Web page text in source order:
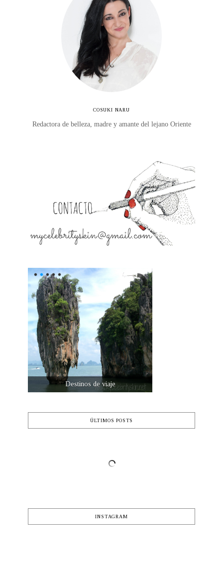
COSUKI NARU
Redactora de belleza, madre y amante del lejano Oriente
Destinos de viaje
ÚLTIMOS POSTS
INSTAGRAM